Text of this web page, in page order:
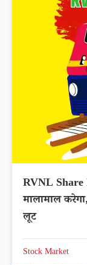
RVNL
मालामाल
लूट
Stock Market